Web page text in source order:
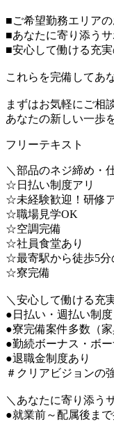
■ご希望勤務エリア
■あなたに寄り添う
■安心して働ける充
これらを完備してあ
まずはお気軽にご相
あなたの新しい一歩
フリーテキスト
＼部品のネジ締め・
☆日払い制度アリ
☆未経験歓迎！研修
☆職場見学OK
☆空調完備
☆社員食堂あり
☆最寄駅から徒歩5分
☆寮完備
＼安心して働ける充
●日払い・週払い制度
●寮完備案件多数（
●勤続ボーナス・ボ
●退職金制度あり
＃クリアビジョンの
＼あなたに寄り添う
●就業前～配属後ま